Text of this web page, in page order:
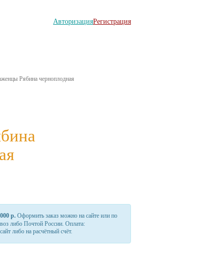
АвторизацияРегистрация
Рябина черноплодная
р. Оформить заказ можно на сайте или по
либо Почтой России. Оплата:
либо на расчётный счёт.